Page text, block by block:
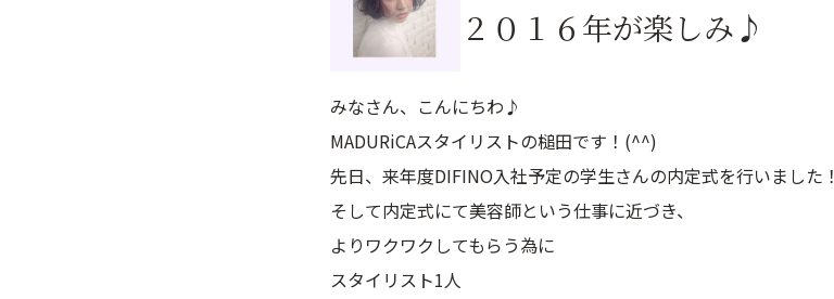
２０１６年が楽しみ♪
みなさん、こんにちわ♪
MADURiCAスタイリストの槌田です！(^^)
先日、来年度DIFINO入社予定の学生さんの内定式を行いました！
そして内定式にて美容師という仕事に近づき、
よりワクワクしてもらう為に
スタイリスト1人